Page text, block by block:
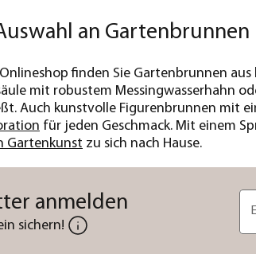
an
finden Sie Gartenbrunnen
mit robustem Messingwasserhahn
Auch kunstvolle Figurenbrunnen mit
für jeden Geschmack. Mit einem
Gartenkunst zu sich nach Hause.
anmelden
sichern!